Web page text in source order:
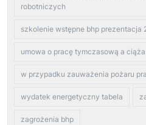
robotniczych
szkolenie wstępne bhp prezentacja
umowa o pracę tymczasową a ciąża
w przypadku zauważenia pożaru
wydatek energetyczny tabela
zagrożenia bhp